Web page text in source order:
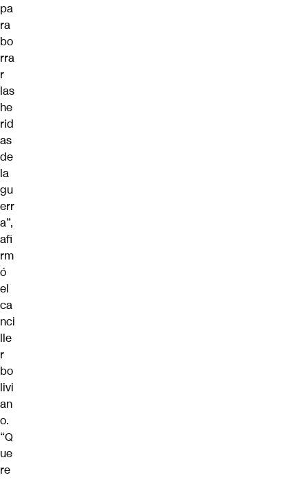
pa
ra
bo
rra
r
las
he
rid
as
de
la
gu
err
a”,
afi
rm
ó
el
ca
nci
lle
r
bo
livi
an
o.
“Q
ue
re